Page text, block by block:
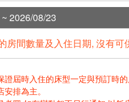
2026/08/23
房間數量及入住日期, 沒有
證屆時入住的床型一定與預訂時
排為主。